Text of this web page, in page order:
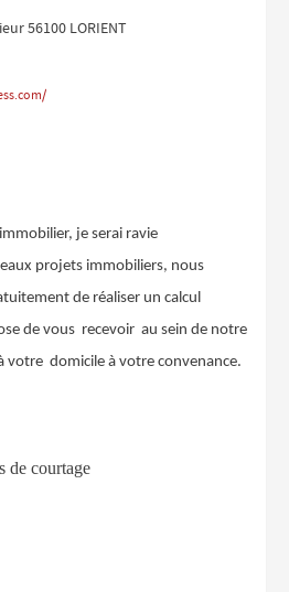
56100 LORIENT
je serai ravie
projets immobiliers, nous
de réaliser un calcul
de vous recevoir au sein de notre
votre domicile à votre convenance.
de courtage